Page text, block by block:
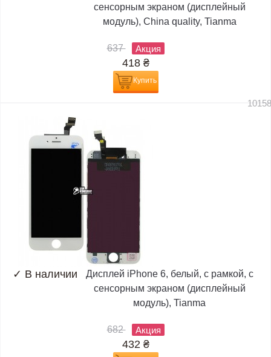
сенсорным экраном (дисплейный
модуль), China quality, Tianma
637 Акция
418 ₴
Купить
✓ В наличии
Дисплей iPhone 6, белый, с рамкой, с
сенсорным экраном (дисплейный
модуль), Tianma
682 Акция
432 ₴